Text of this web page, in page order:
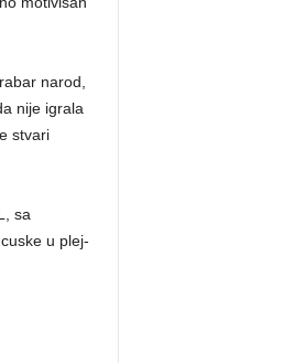
narod,
nije igrala
stvari
sa
u plej-